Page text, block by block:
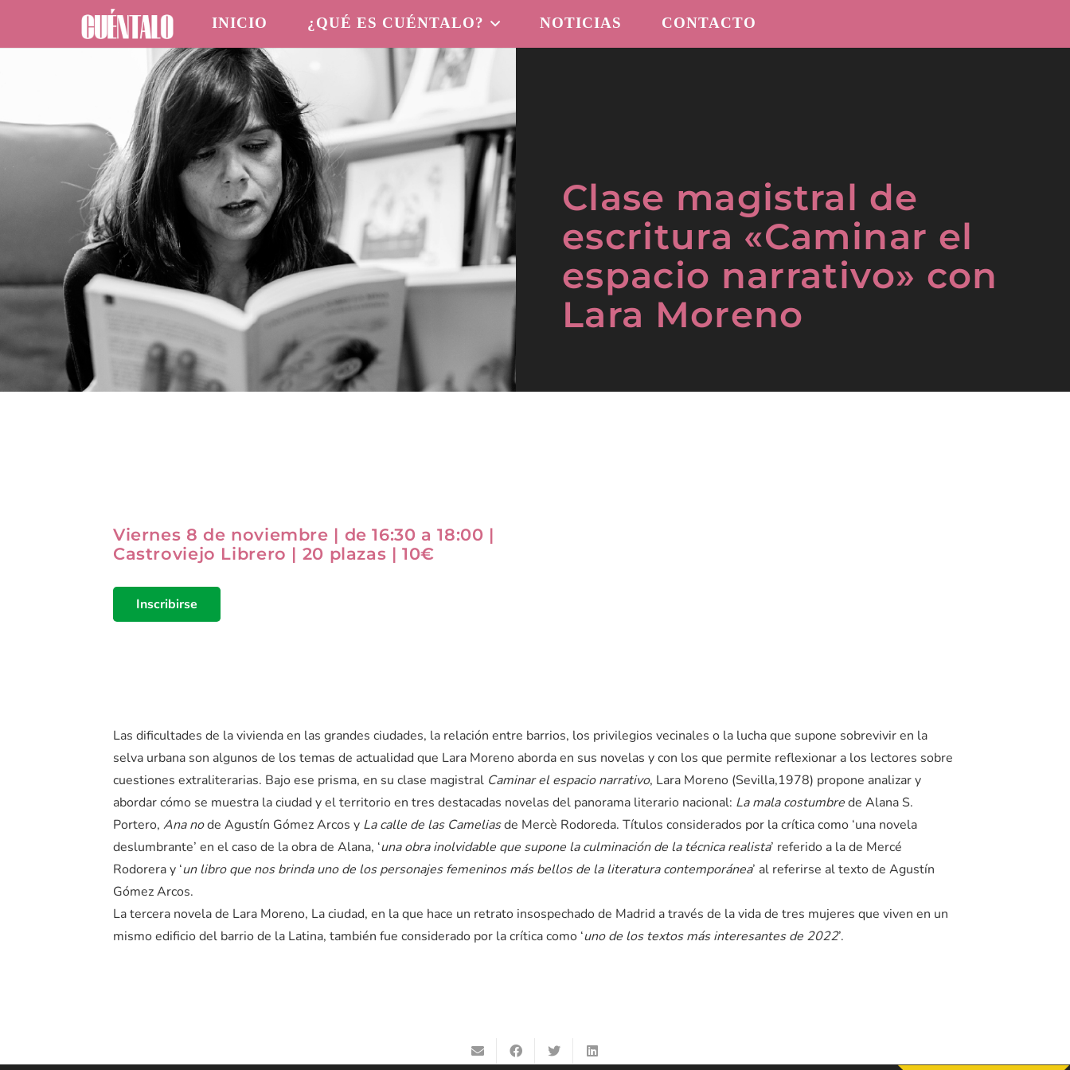
INICIO ¿QUÉ ES CUÉNTALO? NOTICIAS CONTACTO
Clase magistral de
escritura «Caminar el
espacio narrativo» con
Lara Moreno
Viernes 8 de noviembre | de 16:30 a 18:00 |
Castroviejo Librero | 20 plazas | 10€
Inscribirse
Las dificultades de la vivienda en las grandes ciudades, la relación entre barrios, los privilegios vecinales o la lucha que supone sobrevivir en la
selva urbana son algunos de los temas de actualidad que Lara Moreno aborda en sus novelas y con los que permite reflexionar a los lectores sobre
cuestiones extraliterarias. Bajo ese prisma, en su clase magistral Caminar el espacio narrativo, Lara Moreno (Sevilla,1978) propone analizar y
abordar cómo se muestra la ciudad y el territorio en tres destacadas novelas del panorama literario nacional: La mala costumbrede Alana S.
Portero, Ana node Agustín Gómez Arcos y La calle de las Cameliasde Mercè Rodoreda. Títulos considerados por la crítica como ‘una novela
deslumbrante’ en el caso de la obra de Alana, ‘una obra inolvidable que supone la culminación de la técnica realista’ referido a la de Mercé
Rodorera y ‘un libro que nos brinda uno de los personajes femeninos más bellos de la literatura contemporánea’ al referirse al texto de Agustín
Gómez Arcos.
La tercera novela de Lara Moreno, La ciudad, en la que hace un retrato insospechado de Madrid a través de la vida de tres mujeres que viven en un
mismo edificio del barrio de la Latina, también fue considerado por la crítica como ‘uno de los textos más interesantes de 2022’.